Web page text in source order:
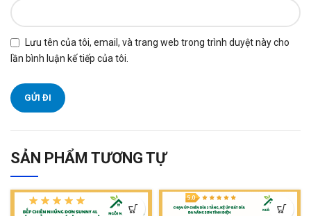
Lưu tên của tôi, email, và trang web trong trình duyệt này cho
lần bình luận kế tiếp của tôi.
SẢN PHẨM TƯƠNG TỰ